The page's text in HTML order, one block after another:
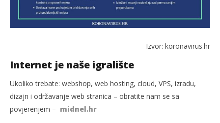
Izvor: koronavirus.hr
Internet je naše igralište
Ukoliko trebate: webshop, web hosting, cloud, VPS, izradu,
dizajn i održavanje web stranica – obratite nam se sa
povjerenjem – midnel.hr